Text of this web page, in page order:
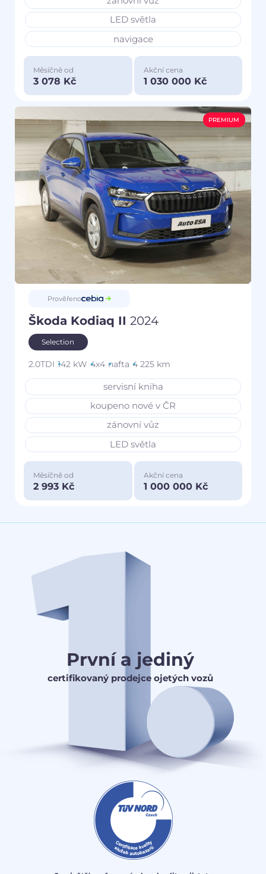
LED světla
navigace
Měsíčně od
3 078 Kč
Akční cena
1 030 000 Kč
PREMIUM
Prověřeno
Škoda Kodiaq II 2024
Selection
2.0TDI 142 kW 4x4 nafta 4 225 km
servisní kniha
koupeno nové v ČR
zánovní vůz
LED světla
Měsíčně od
2 993 Kč
Akční cena
1 000 000 Kč
První a jediný
certifikovaný prodejce ojetých vozů